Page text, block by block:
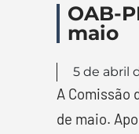
OAB-
maio
5 de abril
A Comissão
de maio.